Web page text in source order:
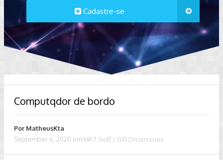
Cadastre-se
Computqdor de bordo
Por MatheusKta
September 6, 2020 em MK7 Golf / GTI Discussoes